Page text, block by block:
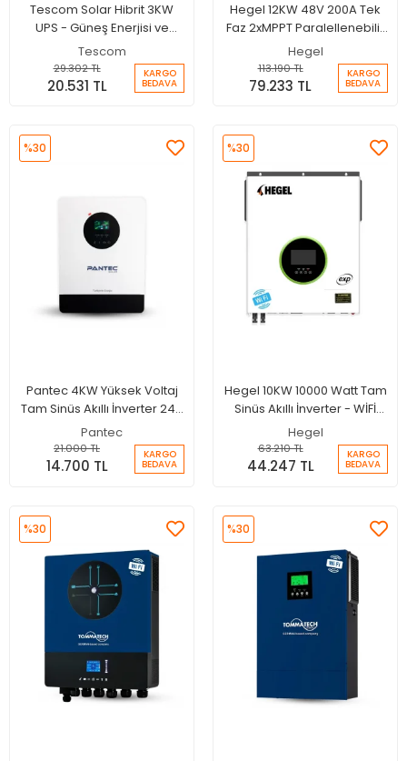
Tescom Solar Hibrit 3KW
UPS - Güneş Enerjisi ve
Şebeke Destekli Kesintisiz
Güç Kaynağı
Tescom
29.302 TL
20.531 TL
KARGO
BEDAVA
Hegel 12KW 48V 200A Tek
Faz 2xMPPT Paralellenebilir
Hibrit İnvertör
Hegel
113.190 TL
79.233 TL
KARGO
BEDAVA
Pantec 4KW Yüksek Voltaj
Tam Sinüs Akıllı İnverter 24V
100A MPPT Şarjlı İnverter -
Wifi
Pantec
%30
21.000 TL
14.700 TL
KARGO
BEDAVA
Hegel 10KW 10000 Watt Tam
Sinüs Akıllı İnverter - WİFİ
Destekli 48V 150A MPPT
Paralellenebilir İnverter
Hegel
%30
63.210 TL
44.247 TL
KARGO
BEDAVA
%30 %30